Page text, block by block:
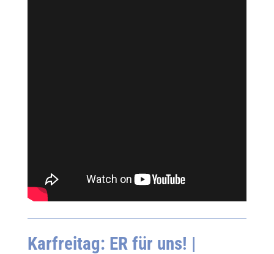
Karfreitag: ER für uns! |